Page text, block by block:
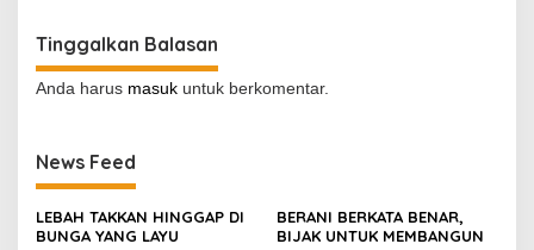
Tinggalkan Balasan
Anda harus masuk untuk berkomentar.
News Feed
LEBAH TAKKAN HINGGAP DI
BUNGA YANG LAYU
BERANI BERKATA BENAR,
BIJAK UNTUK MEMBANGUN